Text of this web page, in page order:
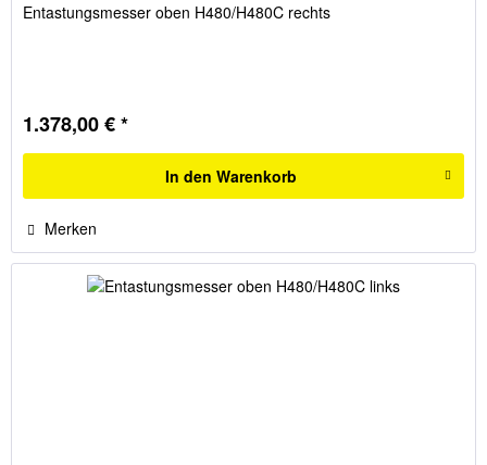
Entastungsmesser oben H480/H480C rechts
1.378,00 € *
In den Warenkorb
Merken